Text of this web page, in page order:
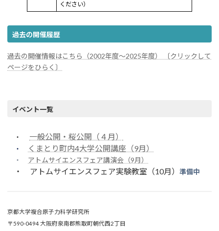
ください）
過去の開催履歴
過去の開催情報はこちら（2002年度～2025年度） 〔クリックして
ページをひらく〕
イベント一覧
・ 一般公開・桜公開（４月）
・ くまとり町内4大学公開講座（9月）
・ アトムサイエンスフェア講演会（9月）
・ アトムサイエンスフェア実験教室（10月） 準備中
京都大学複合原子力科学研究所
〒590-0494 大阪府泉南郡熊取町朝代西2丁目